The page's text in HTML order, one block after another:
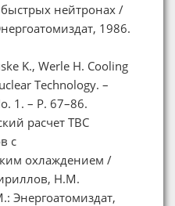
нейтронах /
1986.
K., Werle H. Cooling
Technology. –
1. – P. 67–86.
расчет ТВС
с
охлаждением /
Н.М.
Энергоатомиздат,